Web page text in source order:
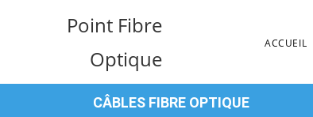
Point Fibre
Optique
ACCUEIL
CÂBLES FIBRE OPTIQUE